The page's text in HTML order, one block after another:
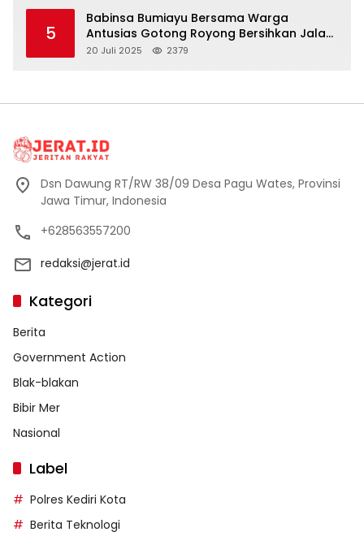
5
Babinsa Bumiayu Bersama Warga
Antusias Gotong Royong Bersihkan Jalan
Dusun Banaran
20 Juli 2025 2379
Dsn Dawung RT/RW 38/09 Desa Pagu Wates, Provinsi
Jawa Timur, Indonesia
+628563557200
redaksi@jerat.id
Kategori
Berita
Government Action
Blak-blakan
Bibir Mer
Nasional
Label
Polres Kediri Kota
Berita Teknologi